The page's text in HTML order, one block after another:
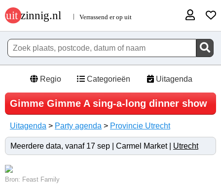
Regio Categorieën Uitagenda
Gimme Gimme A sing-a-long dinner show
Uitagenda > Party agenda > Provincie Utrecht
Meerdere data, vanaf 17 sep | Carmel Market | Utrecht
Bron: Feast Family